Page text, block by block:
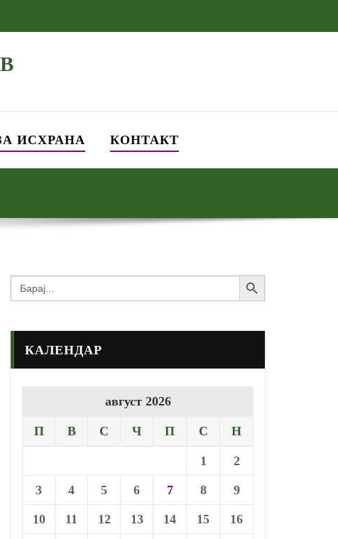
ИСХРАНА КОНТАКТ
Search
for:
Search Button
КАЛЕНДАР
август 2026
П В С Ч П С Н
1 2
3 4 5 6 7 8 9
10 11 12 13 14 15 16